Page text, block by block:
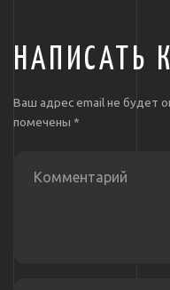
НАПИСАТЬ
Ваш адрес email не будет
помечены *